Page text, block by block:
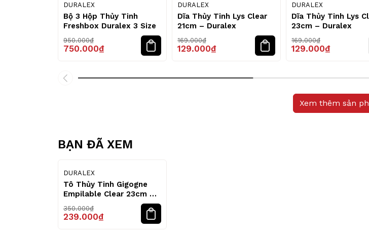
DURALEX
Bộ 3 Hộp Thủy Tinh
Freshbox Duralex 3 Size
950.000₫
750.000₫
DURALEX
Dĩa Thủy Tinh Lys Clear
21cm – Duralex
169.000₫
129.000₫
DURALEX
Dĩa Thủy Tinh Lys
23cm – Duralex
169.000₫
129.000₫
Xem thêm sản
BẠN ĐÃ XEM
DURALEX
Tô Thủy Tinh Gigogne
Empilable Clear 23cm –
Duralex
350.000₫
239.000₫